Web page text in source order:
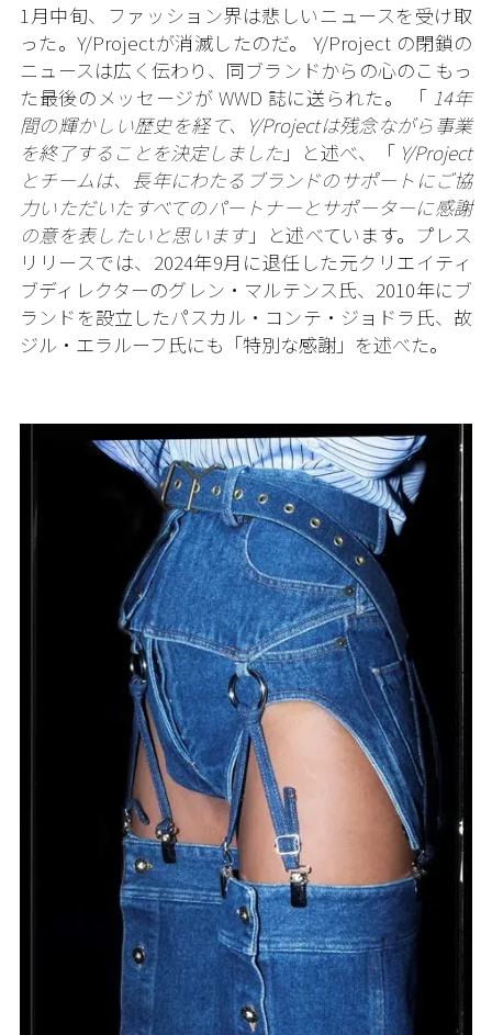
1月中旬、ファッション界は悲しいニュースを受け取
った。Y/Projectが消滅したのだ。 Y/Project の閉鎖の
ニュースは広く伝わり、同ブランドからの心のこもっ
た最後のメッセージが WWD 誌に送られた。 「 14年
間の輝かしい歴史を経て、Y/Projectは残念ながら事業
を終了することを決定しました 」と述べ、「 Y/Project
とチームは、長年にわたるブランドのサポートにご協
力いただいたすべてのパートナーとサポーターに感謝
の意を表したいと思います」と述べています。プレス
リリースでは、2024年9月に退任した元クリエイティ
ブディレクターのグレン・マルテンス氏、2010年にブ
ランドを設立したパスカル・コンテ・ジョドラ氏、故
ジル・エラルーフ氏にも「特別な感謝」を述べた。